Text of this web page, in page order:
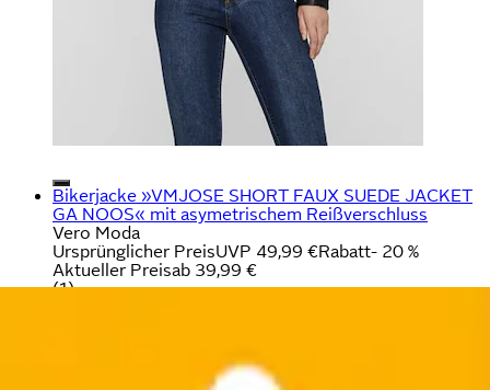
Bikerjacke »VMJOSE SHORT FAUX SUEDE JACKET
GA NOOS« mit asymetrischem Reißverschluss
Vero Moda
Ursprünglicher PreisUVP 49,99 €Rabatt- 20 %
Aktueller Preisab 39,99 €
(1)